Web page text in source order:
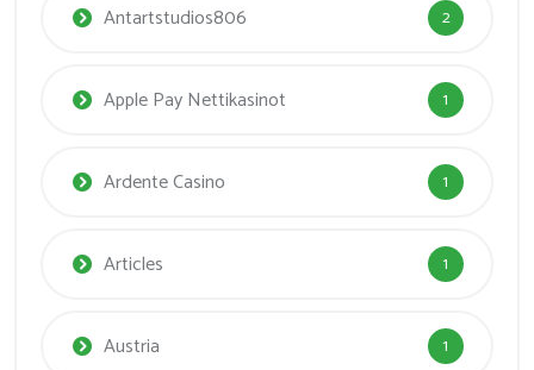
Antartstudios806 2
Apple Pay Nettikasinot 1
Ardente Casino 1
Articles 1
Austria 1